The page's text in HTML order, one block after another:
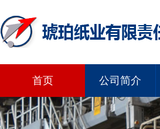
首页 公司简介